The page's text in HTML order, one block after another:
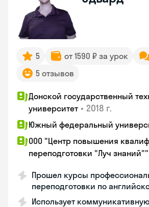
5 от 1590 ₽ за урок
5 отзывов
Донской государственный
университет • 2018 г.
Южный федеральный
ООО "Центр повышения
переподготовки "Луч знаний""
Прошел курсы
переподготовки по
Использует